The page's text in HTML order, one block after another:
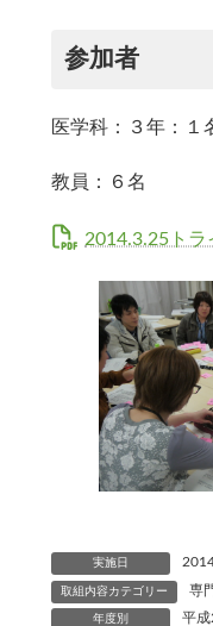
参加者
医学科：３年：１
教員：６名
2014.3.25ト
実施日
取組内容カテゴリー 専
年度別 平成